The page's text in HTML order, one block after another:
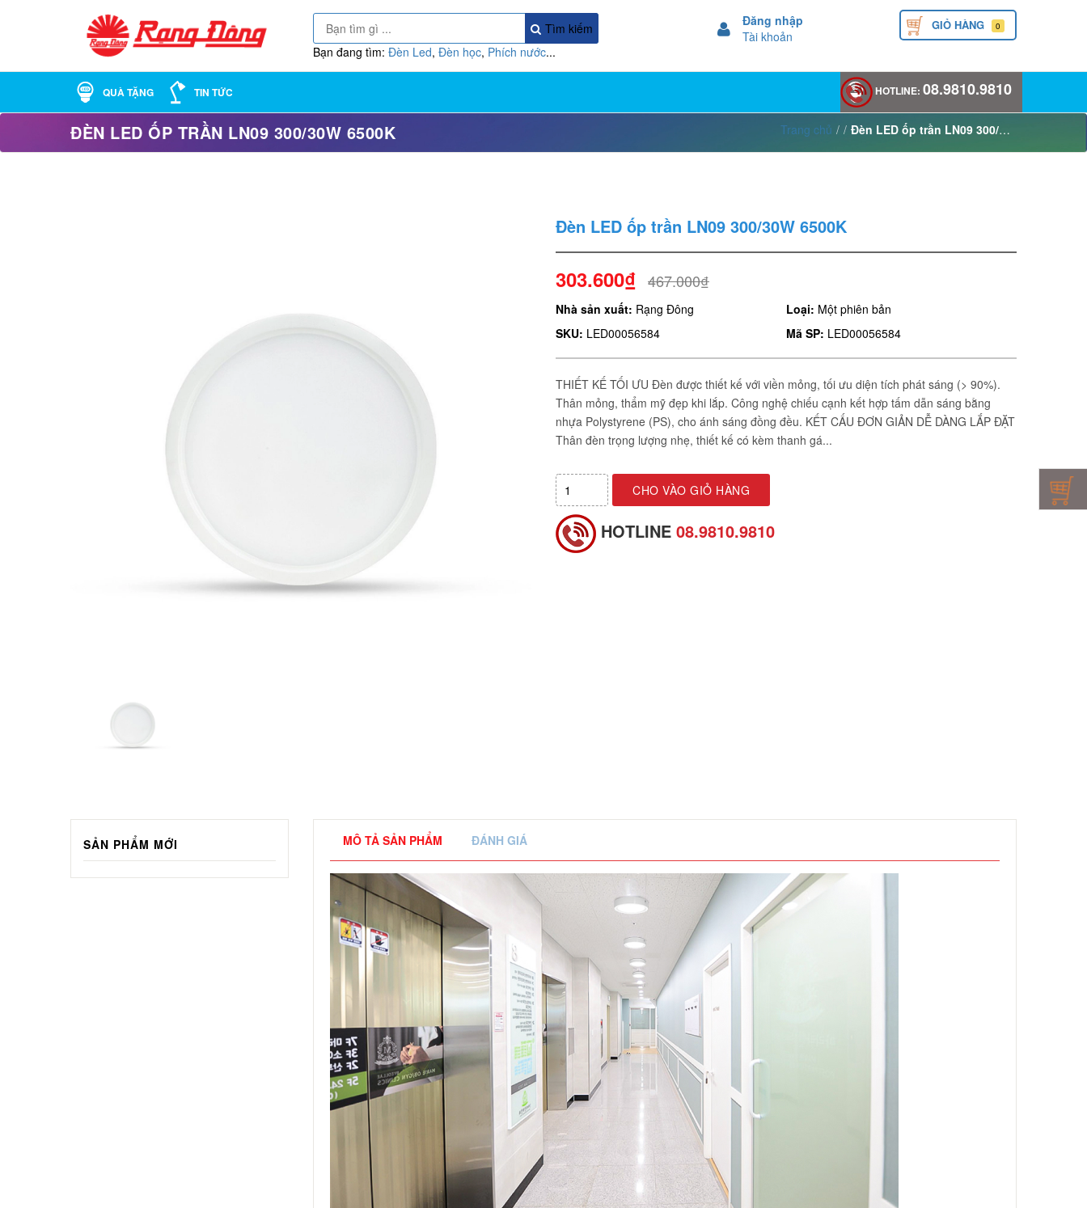
Tìm kiếm
Bạn đang tìm: Đèn Led, Đèn học, Phích nước...
Đăng nhập
Tài khoản
GIỎ HÀNG 0
QUÀ TẶNG TIN TỨC HOTLINE: 08.9810.9810
ĐÈN LED ỐP TRẦN LN09 300/30W 6500K Trang chủ / / Đèn LED ốp trần LN09 300/30W 6500K
Đèn LED ốp trần LN09 300/30W 6500K
303.600₫ 467.000₫
Nhà sản xuất: Rạng Đông Loại: Một phiên bản
SKU: LED00056584 Mã SP: LED00056584
THIẾT KẾ TỐI ƯU Đèn được thiết kế với viền mỏng, tối ưu diện tích phát sáng (> 90%).
Thân mỏng, thẩm mỹ đẹp khi lắp. Công nghệ chiếu cạnh kết hợp tấm dẫn sáng bằng
nhựa Polystyrene (PS), cho ánh sáng đồng đều. KẾT CẤU ĐƠN GIẢN DỄ DÀNG LẮP ĐẶT
Thân đèn trọng lượng nhẹ, thiết kế có kèm thanh gá...
CHO VÀO GIỎ HÀNG
HOTLINE 08.9810.9810
SẢN PHẨM MỚI MÔ TẢ SẢN PHẨM ĐÁNH GIÁ